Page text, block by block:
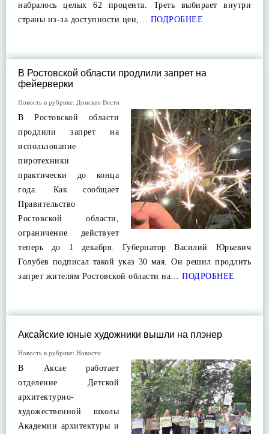
набралось целых 62 процента. Треть выбирает внутри
страны из-за доступности цен,… ПОДРОБНЕЕ
В Ростовской области продлили запрет на
фейерверки
Новость в рубрике: Донские Вести
В Ростовской области
продлили запрет на
использование
пиротехники
практически до конца
года. Как сообщает
Правительство
Ростовской области,
ограничение действует
теперь до 1 декабря. Губернатор Василий Юрьевич
Голубев подписал такой указ 30 мая. Он решил продлить
запрет жителям Ростовской области на… ПОДРОБНЕЕ
Аксайские юные художники вышли на плэнер
Новость в рубрике: Новости
В Аксае работает
отделение Детской
архитектурно-
художественной школы
Академии архитектуры и